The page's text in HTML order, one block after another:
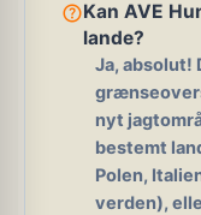
help_outlineKan AVE
lande?
Ja, absolut!
nyt
bestemt
Polen,
verden),